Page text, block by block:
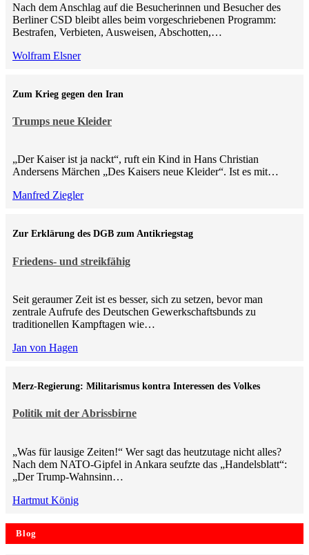
Nach dem Anschlag auf die Besucherinnen und Besucher des
Berliner CSD bleibt alles beim vorgeschriebenen Programm:
Bestrafen, Verbieten, Ausweisen, Abschotten,…
Wolfram Elsner
Trumps neue Kleider
Zum Krieg gegen den Iran
„Der Kaiser ist ja nackt“, ruft ein Kind in Hans Christian
Andersens Märchen „Des Kaisers neue Kleider“. Ist es mit…
Manfred Ziegler
Friedens- und streikfähig
Zur Erklärung des DGB zum Antikriegstag
Seit geraumer Zeit ist es besser, sich zu setzen, bevor man
zentrale Aufrufe des Deutschen Gewerkschaftsbunds zu
traditionellen Kampftagen wie…
Jan von Hagen
Politik mit der Abrissbirne
Merz-Regierung: Militarismus kontra Inte­ressen des Volkes
„Was für lausige Zeiten!“ Wer sagt das heutzutage nicht alles?
Nach dem NATO-Gipfel in Ankara seufzte das „Handelsblatt“:
„Der Trump-Wahnsinn…
Hartmut König
Blog